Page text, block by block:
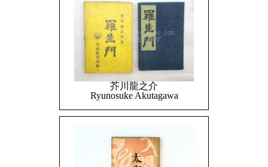
芥川龍之介
Ryunosuke Akutagawa